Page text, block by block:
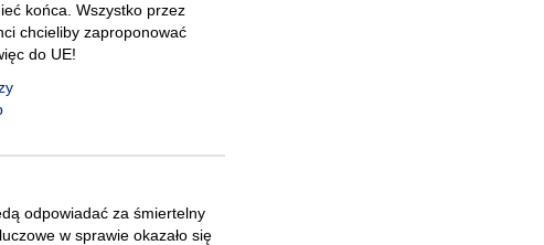
końca. Wszystko przez
chcieliby zaproponować
do UE!
odpowiadać za śmiertelny
w sprawie okazało się